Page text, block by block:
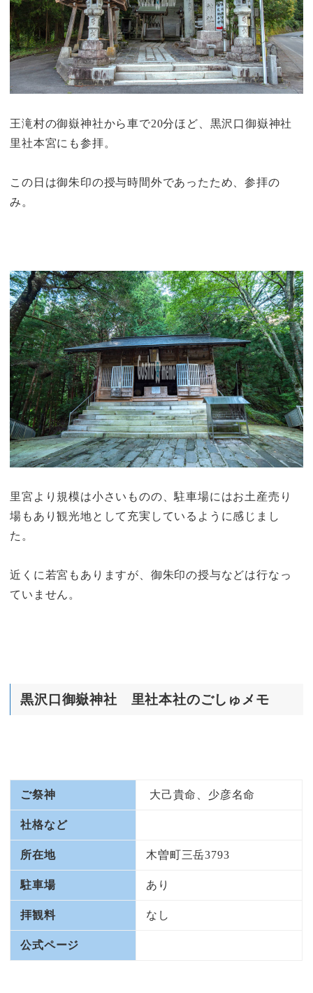
王滝村の御嶽神社から車で20分ほど、 黒沢口御嶽神社
里社本宮にも参拝。
この日は御朱印の授与時間外であったため、参拝の
み。
里宮より規模は小さいものの、駐車場にはお土産売り
場もあり観光地として充実しているように感じまし
た。
近くに若宮もありますが、御朱印の授与などは行なっ
ていません。
黒沢口御嶽神社 里社本社のごしゅメモ
ご祭神 大己貴命、少彦名命
社格など
所在地 木曽町三岳3793
駐車場 あり
拝観料 なし
公式ページ